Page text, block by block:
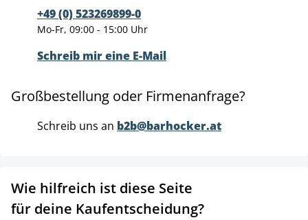
+49 (0) 523269899-0
Mo-Fr, 09:00 - 15:00 Uhr
Schreib mir eine E-Mail
Großbestellung oder Firmenanfrage?
Schreib uns an b2b@barhocker.at
Wie hilfreich ist diese Seite
für deine Kaufentscheidung?